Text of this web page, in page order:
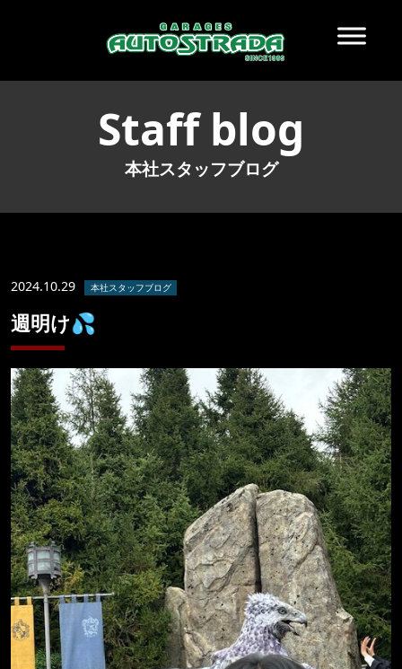
Staff blog
本社スタッフブログ
2024.10.29 本社スタッフブログ
週明け💦